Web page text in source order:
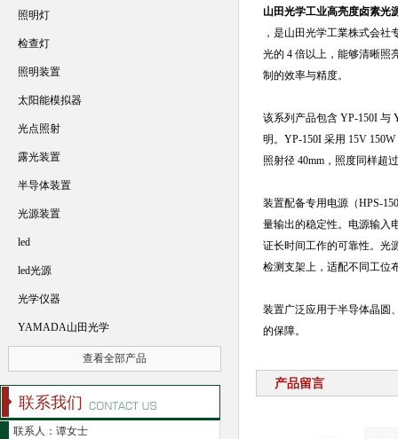
山田光学工业高亮度卤素光
，是山田光学工業株式会
光的 4 倍以上，能够清晰照
制的效率与精度。
该系列产品包含 YP-150I 与
明。YP-150I 采用 15V
照射径 40mm，照度同样超
装置配备专用电源（HPS-
量输出的稳定性。电源输入
证长时间工作的可靠性。光
检测支架上，适配不同工位
装置广泛应用于半导体晶圆
的保障。
产品留言
照明灯
检查灯
照明装置
太阳能模拟器
光点照射
露光装置
半导体装置
光源装置
led
led光源
光学仪器
YAMADA山田光学
查看全部产品
联系我们
联系人：谭女士